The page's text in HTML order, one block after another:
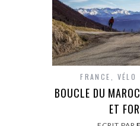
FRANCE VÉLO
BOUCLE DU
ET